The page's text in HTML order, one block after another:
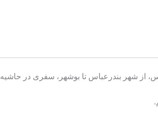
از شهر بندرعباس تا بوشهر، سفری در حاشیه